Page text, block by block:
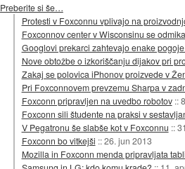
Preberite si še…
Protesti v Foxconnu vplivajo na
Foxconnov center v Wisconsinu se odmika
Googlovi prekarci zahtevajo enake
Nove obtožbe o izkoriščanju dijakov pri
Zakaj se polovica iPhonov proizvede v
Pri Foxconnovem prevzemu Sharpa v
Foxconn pripravljen na uvedbo robotov ::
Foxconn sili študente na praksi v
V Pegatronu še slabše kot v Foxconnu ::
Foxconn bo vitkejši ::26. jun 2013
Mozilla in Foxconn menda pripravljata